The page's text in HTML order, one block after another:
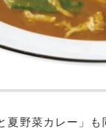
野菜カレー」も